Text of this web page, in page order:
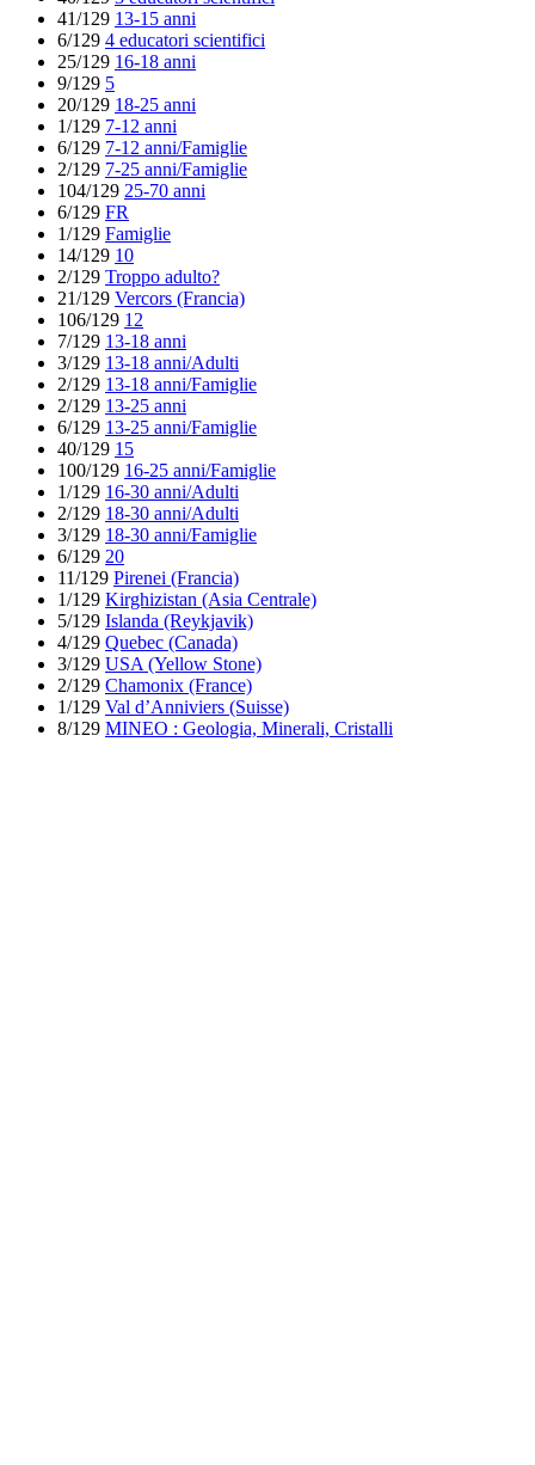
41/129 13-15 anni
6/129 4 educatori scientifici
25/129 16-18 anni
9/129 5
20/129 18-25 anni
1/129 7-12 anni
6/129 7-12 anni/Famiglie
2/129 7-25 anni/Famiglie
104/129 25-70 anni
6/129 FR
1/129 Famiglie
14/129 10
2/129 Troppo adulto?
21/129 Vercors (Francia)
106/129 12
7/129 13-18 anni
3/129 13-18 anni/Adulti
2/129 13-18 anni/Famiglie
2/129 13-25 anni
6/129 13-25 anni/Famiglie
40/129 15
100/129 16-25 anni/Famiglie
1/129 16-30 anni/Adulti
2/129 18-30 anni/Adulti
3/129 18-30 anni/Famiglie
6/129 20
11/129 Pirenei (Francia)
1/129 Kirghizistan (Asia Centrale)
5/129 Islanda (Reykjavik)
4/129 Quebec (Canada)
3/129 USA (Yellow Stone)
2/129 Chamonix (France)
1/129 Val d’Anniviers (Suisse)
8/129 MINEO : Geologia, Minerali, Cristalli